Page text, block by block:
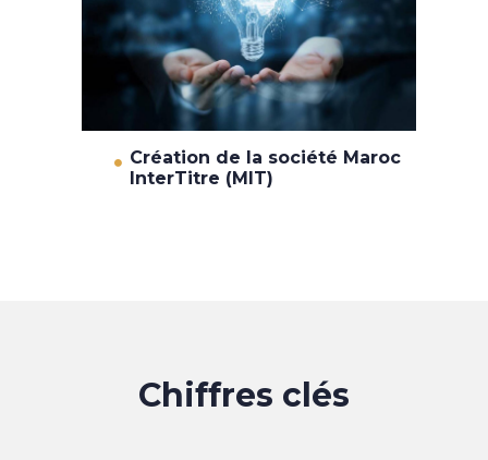
Création de la société Maroc
InterTitre (MIT)
Chiffres clés